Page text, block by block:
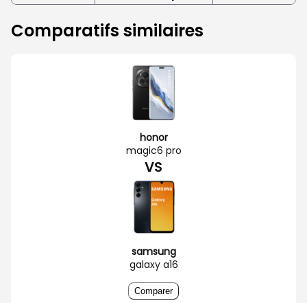
Comparatifs similaires
honor
magic6 pro
VS
samsung
galaxy a16
Comparer